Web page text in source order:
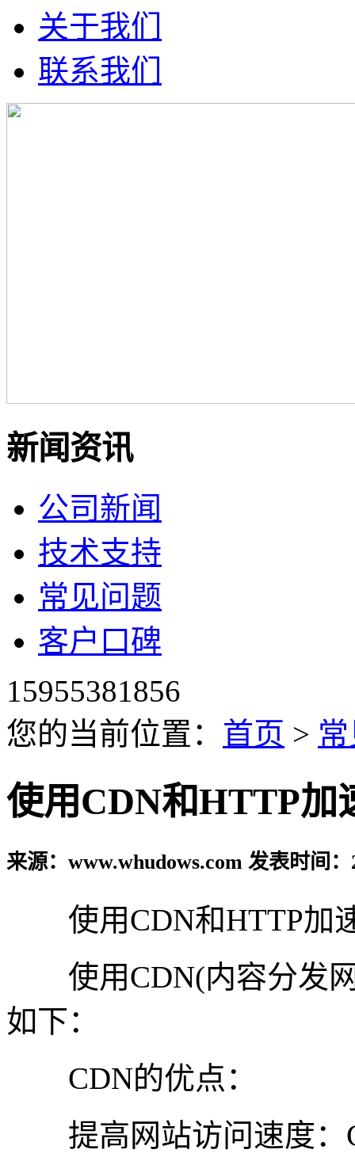
关于我们
联系我们
新闻资讯
公司新闻
技术支持
常见问题
客户口碑
15955381856
您的当前位置： 首页 >
使用CDN和HTTP加
来源：www.whudows.com 发表时间：
使用CDN和HTTP加
使用CDN(内容分发网
如下：
CDN的优点：
提高网站访问速度：